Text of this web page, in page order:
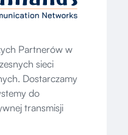
Partnerów w
sieci
Dostarczamy
do
transmisji